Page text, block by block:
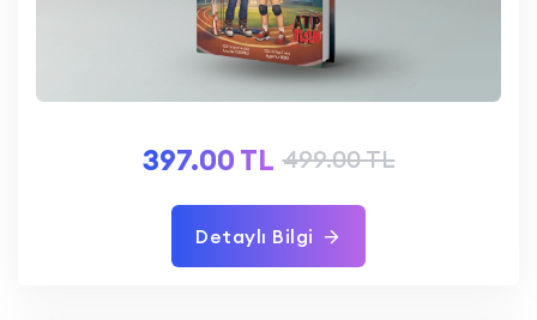
397.00 TL 499.00 TL
Detaylı Bilgi